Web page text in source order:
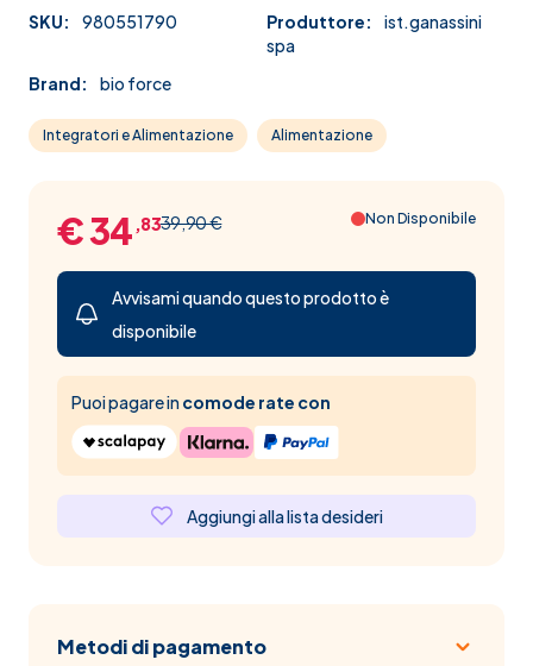
SKU: 980551790 Produttore:
ist.ganassini
spa
Brand:
bio force
Integratori e Alimentazione Alimentazione
39,90 €
€ 34 ,83 Non Disponibile
Avvisami quando questo prodotto è
disponibile
Puoi pagare incomode rate con
Aggiungi alla lista desideri
Metodi di pagamento